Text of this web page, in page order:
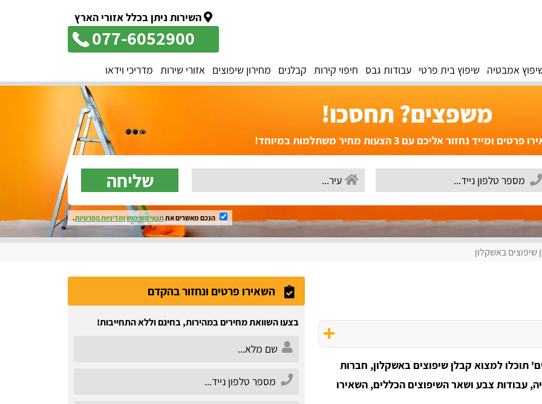
השירות ניתן בכלל אזורי הארץ
077-6052900
אמבטיה שיפוץ בית פרטי עבודות גבס חיפוי קירות קבלנים מחירון שיפוצים אזורי שירות מדריכי וידאו
משפצים? תחסכו!
ומייד נחזור אליכם עם 3 הצעות מחיר משתלמות במיוחד!
שליחה
הנכם מאשרים את תנאי השימושומדיניות הפרטיות.
שיפוצים באשקלון
תוכלו למצוא קבלן שיפוצים באשקלון, חברות
עבודות צבע ושאר השיפוצים הכללים, השאירו
השאירו פרטים ונחזור בהקדם
בצעו השוואת מחירים במהירות, בחינם וללא התחייבות!